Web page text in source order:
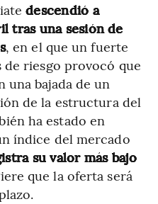
descendió a
tras una sesión de
, en el que un fuerte
riesgo provocó que
una bajada de un
de la estructura del
ha estado en
índice del mercado
su valor más bajo
que la oferta será